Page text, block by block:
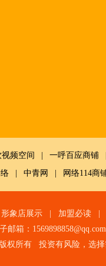
频空间 一呼百应商铺
中青网 网络114商
形象店展示| 加盟必读|
邮箱：
权所有 投资有风险，选